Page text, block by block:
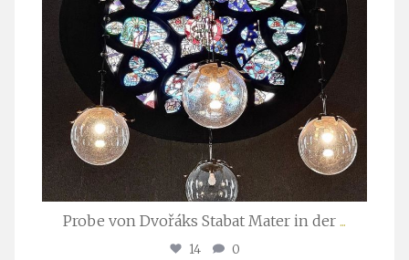
Probe von Dvořáks Stabat Mater in der ...
14 0